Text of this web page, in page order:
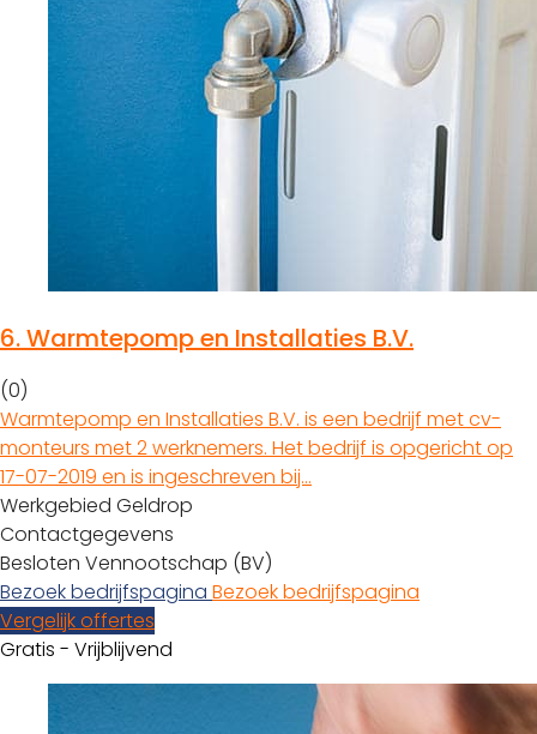
6.Warmtepomp en Installaties B.V.
(0)
Warmtepomp en Installaties B.V. is een bedrijf met cv-
monteurs met 2 werknemers. Het bedrijf is opgericht op
17-07-2019 en is ingeschreven bij…
Werkgebied Geldrop
Contactgegevens
Besloten Vennootschap (BV)
Bezoek bedrijfspagina Bezoek bedrijfspagina
Vergelijk offertes
Gratis - Vrijblijvend